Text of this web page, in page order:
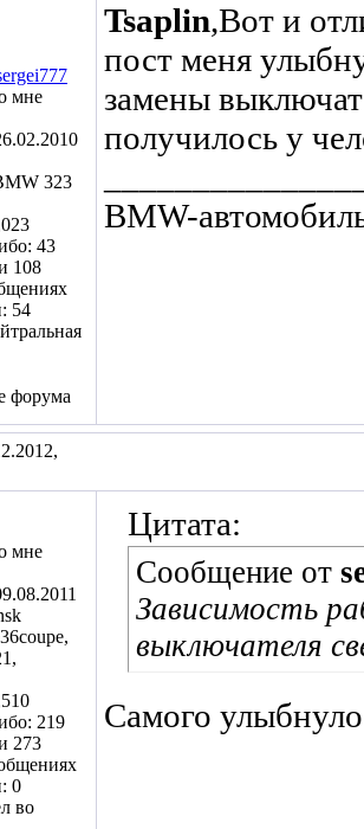
323
43
108
54
Tsaplin,Вот и
пост меня
замены
получилось у
BMW-
219
273
0
Цитата:
Сообщение от
Зависимость
выключателя
Самого улыбнуло